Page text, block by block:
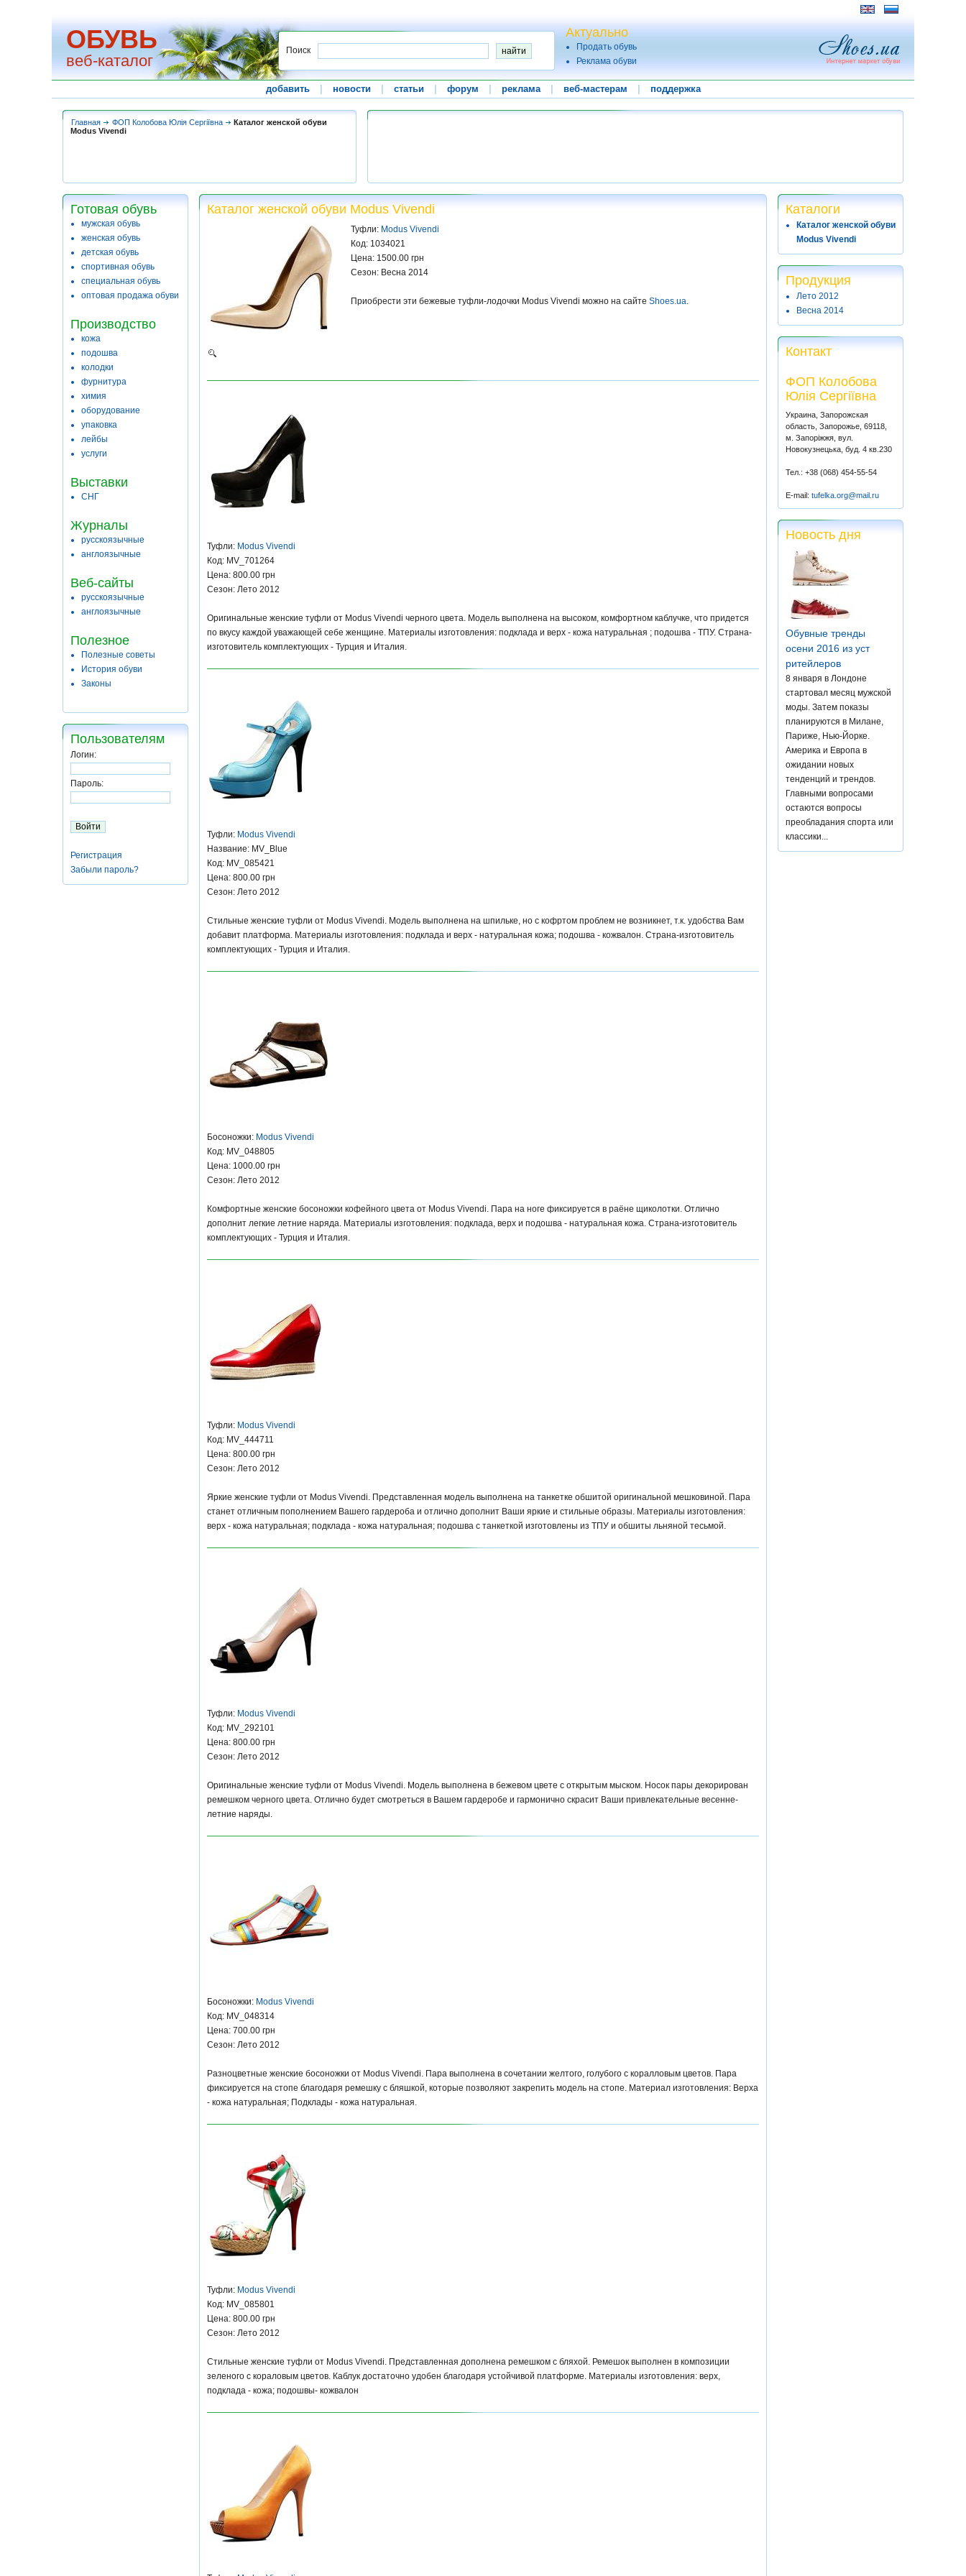
ОБУВЬ
веб-каталог
Поиск
Актуально
Продать обувь
Реклама обуви
добавить новости статьи форум реклама веб-мастерам поддержка
Главная ФОП Колобова Юлія Сергіївна
Каталог женской обуви
Modus Vivendi
Готовая обувь
мужская обувь
женская обувь
детская обувь
спортивная обувь
специальная обувь
оптовая продажа обуви
Производство
кожа
подошва
колодки
фурнитура
химия
оборудование
упаковка
лейбы
услуги
Выставки
СНГ
Журналы
русскоязычные
англоязычные
Веб-сайты
русскоязычные
англоязычные
Полезное
Полезные советы
История обуви
Законы
Пользователям
Логин:
Пароль:
Регистрация
Забыли пароль?
Каталог женской обуви Modus Vivendi
Туфли: Modus Vivendi
Код: 1034021
Цена: 1500.00 грн
Сезон: Весна 2014
Приобрести эти бежевые туфли-лодочки Modus Vivendi можно на сайте Shoes.ua.
Туфли: Modus Vivendi
Код: MV_701264
Цена: 800.00 грн
Сезон: Лето 2012
Оригинальные женские туфли от Modus Vivendi черного цвета. Модель выполнена на высоком, комфортном каблучке, что придется
по вкусу каждой уважающей себе женщине. Материалы изготовления: подклада и верх - кожа натуральная ; подошва - ТПУ. Страна-
изготовитель комплектующих - Турция и Италия.
Туфли: Modus Vivendi
Название: MV_Blue
Код: MV_085421
Цена: 800.00 грн
Сезон: Лето 2012
Стильные женские туфли от Modus Vivendi. Модель выполнена на шпильке, но с кофртом проблем не возникнет, т.к. удобства Вам
добавит платформа. Материалы изготовления: подклада и верх - натуральная кожа; подошва - кожвалон. Страна-изготовитель
комплектующих - Турция и Италия.
Босоножки: Modus Vivendi
Код: MV_048805
Цена: 1000.00 грн
Сезон: Лето 2012
Комфортные женские босоножки кофейного цвета от Modus Vivendi. Пара на ноге фиксируется в раёне щиколотки. Отлично
дополнит легкие летние наряда. Материалы изготовления: подклада, верх и подошва - натуральная кожа. Страна-изготовитель
комплектующих - Турция и Италия.
Туфли: Modus Vivendi
Код: MV_444711
Цена: 800.00 грн
Сезон: Лето 2012
Яркие женские туфли от Modus Vivendi. Представленная модель выполнена на танкетке обшитой оригинальной мешковиной. Пара
станет отличным пополнением Вашего гардероба и отлично дополнит Ваши яркие и стильные образы. Материалы изготовления:
верх - кожа натуральная; подклада - кожа натуральная; подошва с танкеткой изготовлены из ТПУ и обшиты льняной тесьмой.
Туфли: Modus Vivendi
Код: MV_292101
Цена: 800.00 грн
Сезон: Лето 2012
Оригинальные женские туфли от Modus Vivendi. Модель выполнена в бежевом цвете с открытым мыском. Носок пары декорирован
ремешком черного цвета. Отлично будет смотреться в Вашем гардеробе и гармонично скрасит Ваши привлекательные весенне-
летние наряды.
Босоножки: Modus Vivendi
Код: MV_048314
Цена: 700.00 грн
Сезон: Лето 2012
Разноцветные женские босоножки от Modus Vivendi. Пара выполнена в сочетании желтого, голубого с коралловым цветов. Пара
фиксируется на стопе благодаря ремешку с бляшкой, которые позволяют закрепить модель на стопе. Материал изготовления: Верха
- кожа натуральная; Подклады - кожа натуральная.
Туфли: Modus Vivendi
Код: MV_085801
Цена: 800.00 грн
Сезон: Лето 2012
Стильные женские туфли от Modus Vivendi. Представленная дополнена ремешком с бляхой. Ремешок выполнен в композиции
зеленого с кораловым цветов. Каблук достаточно удобен благодаря устойчивой платформе. Материалы изготовления: верх,
подклада - кожа; подошвы- кожвалон
Каталоги
Каталог женской обуви
Modus Vivendi
Продукция
Лето 2012
Весна 2014
Контакт
ФОП Колобова
Юлія Сергіївна
Украина, Запорожская
область, Запорожье, 69118,
м. Запоріжжя, вул.
Новокузнецька, буд. 4 кв.230
Тел.: +38 (068) 454-55-54
E-mail: tufelka.org@mail.ru
Новость дня
Обувные тренды
осени 2016 из уст
ритейлеров
8 января в Лондоне
стартовал месяц мужской
моды. Затем показы
планируются в Милане,
Париже, Нью-Йорке.
Америка и Европа в
ожидании новых
тенденций и трендов.
Главными вопросами
остаются вопросы
преобладания спорта или
классики...